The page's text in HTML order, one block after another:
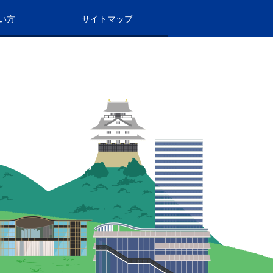
方 サイトマップ